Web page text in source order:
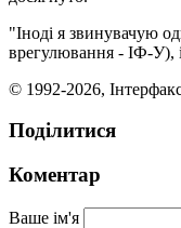
"Іноді я звинувачую
врегулювання - ІФ-У),
© 1992-2026,
Поділитися
Коментар
Ваше ім'я